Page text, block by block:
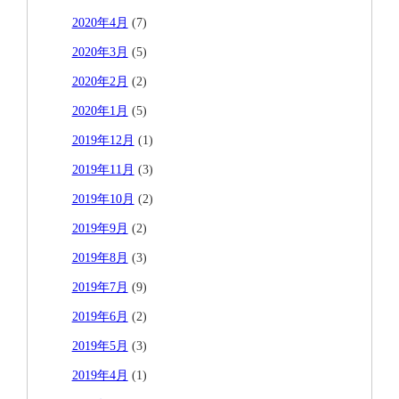
2020年4月 (7)
2020年3月 (5)
2020年2月 (2)
2020年1月 (5)
2019年12月 (1)
2019年11月 (3)
2019年10月 (2)
2019年9月 (2)
2019年8月 (3)
2019年7月 (9)
2019年6月 (2)
2019年5月 (3)
2019年4月 (1)